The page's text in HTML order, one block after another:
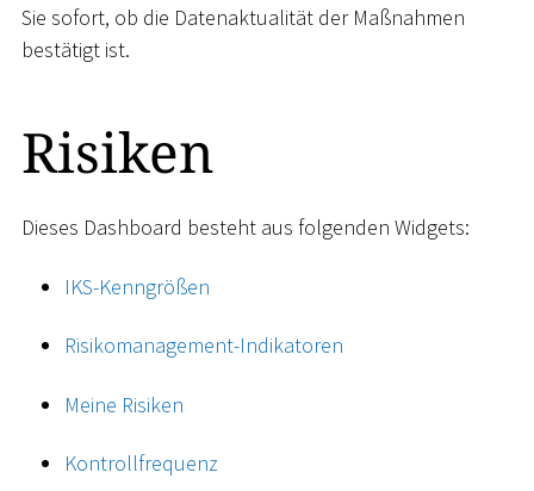
Sie sofort, ob die Datenaktualität der Maßnahmen
bestätigt ist.
Risiken
Dieses Dashboard besteht aus folgenden Widgets:
IKS-Kenngrößen
Risikomanagement-Indikatoren
Meine Risiken
Kontrollfrequenz